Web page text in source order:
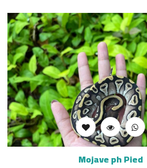
Mojave ph Pied